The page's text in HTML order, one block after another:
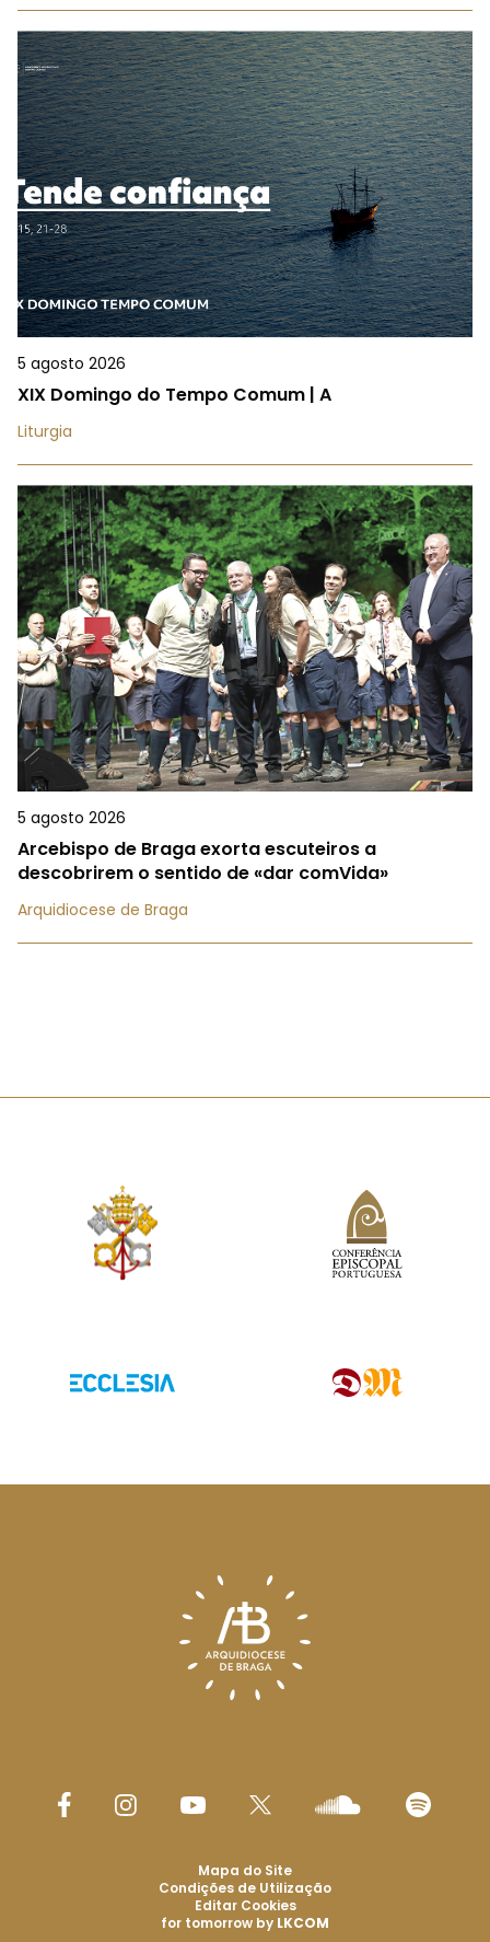
5 agosto 2026
XIX Domingo do Tempo Comum | A
Liturgia
5 agosto 2026
Arcebispo de Braga exorta escuteiros a
descobrirem o sentido de «dar comVida»
Arquidiocese de Braga
Mapa do Site
Condições de Utilização
Editar Cookies
for tomorrow by LKCOM